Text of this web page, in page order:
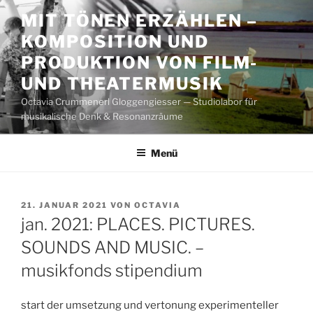
Zum
Inhalt
springen
MIT TÖNEN ERZÄHLEN –
KOMPOSITION UND
PRODUKTION VON FILM-
UND THEATERMUSIK
Octavia Crummenerl Gloggengiesser — Studiolabor für
musikalische Denk & Resonanzräume
Menü
VERÖFFENTLICHT
AM
21. JANUAR 2021 VON OCTAVIA
jan. 2021: PLACES. PICTURES.
SOUNDS AND MUSIC. –
musikfonds stipendium
start der umsetzung und vertonung experimenteller